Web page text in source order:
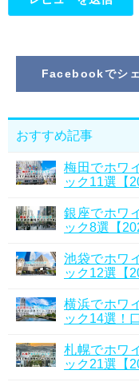
Facebookでシ
おすすめ記事
梅田でホワ
ック11選【
銀座でホワ
ック8選【
池袋でホワ
ック12選【
横浜でホワ
ック14選！
札幌でホワ
ック21選【